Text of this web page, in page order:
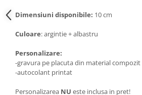
Dimensiuni disponibile: 10 cm
Culoare: argintie + albastru
Personalizare:
-gravura pe placuta din material compozit
-autocolant printat
Personalizarea NU este inclusa in pret!